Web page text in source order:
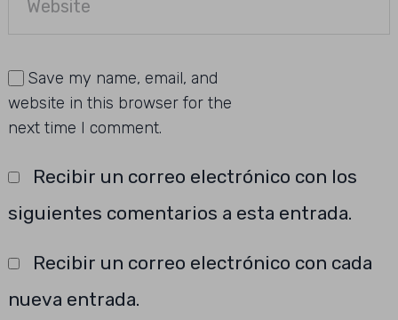
Save my name, email, and
website in this browser for the
next time I comment.
Recibir un correo electrónico con los
siguientes comentarios a esta entrada.
Recibir un correo electrónico con cada
nueva entrada.